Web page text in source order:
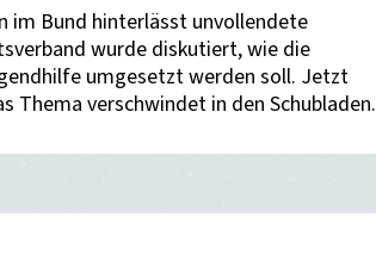
im Bund hinterlässt unvollendete
wurde diskutiert, wie die
umgesetzt werden soll. Jetzt
Thema verschwindet in den Schubladen.